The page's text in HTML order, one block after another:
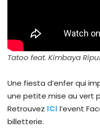
Tatoo feat. Kimbaya
Une fiesta d’enfer qui
une petite mise au vert
Retrouvez ICI l’event
billetterie.